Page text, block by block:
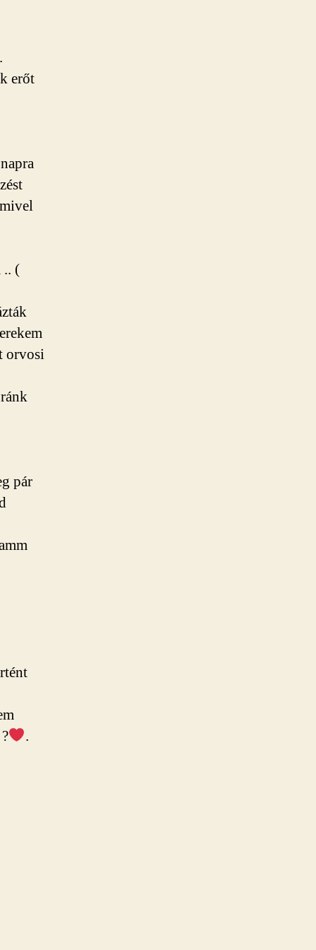
.
erőt
.. (
orvosi
pár
?
.